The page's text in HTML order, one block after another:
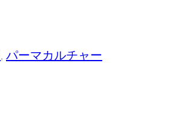
, パーマカルチャー